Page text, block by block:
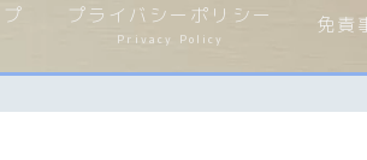
プライバシーポリシー
Privacy Policy
免責
運営者紹介